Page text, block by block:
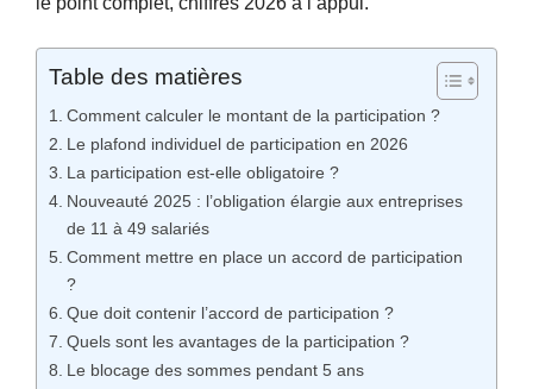
Table des matières
Comment calculer le montant de la participation ?
Le plafond individuel de participation en 2026
La participation est-elle obligatoire ?
Nouveauté 2025 : l’obligation élargie aux entreprises
de 11 à 49 salariés
Comment mettre en place un accord de participation
?
Que doit contenir l’accord de participation ?
Quels sont les avantages de la participation ?
Le blocage des sommes pendant 5 ans